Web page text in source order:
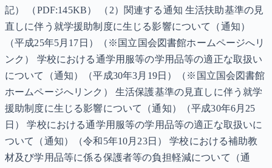
記） （PDF:145KB） （2）関連する通知 生活扶助基準の見
直しに伴う就学援助制度に生じる影響について（通知）
（平成25年5月17日）（※国立国会図書館ホームページへリ
ンク） 学校における通学用服等の学用品等の適正な取扱い
について（通知）（平成30年3月19日）（※国立国会図書館
ホームページへリンク） 生活保護基準の見直しに伴う就学
援助制度に生じる影響について（通知）（平成30年6月25
日） 学校における通学用服等の学用品等の適正な取扱いに
ついて（通知）（令和5年10月23日） 学校における補助教
材及び学用品等に係る保護者等の負担軽減について（通